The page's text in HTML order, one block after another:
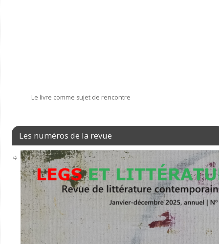
Le livre comme sujet de rencontre
Les numéros de la revue